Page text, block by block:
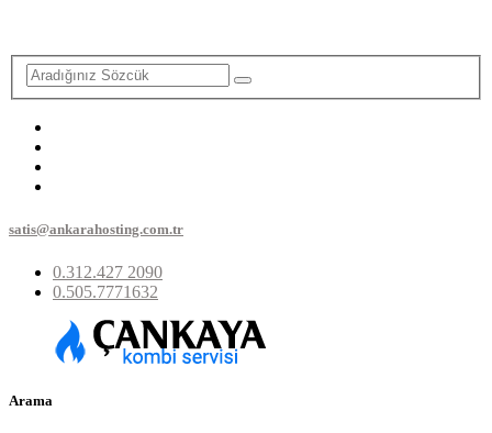
satis@ankarahosting.com.tr
0.312.427 2090
0.505.7771632
Arama